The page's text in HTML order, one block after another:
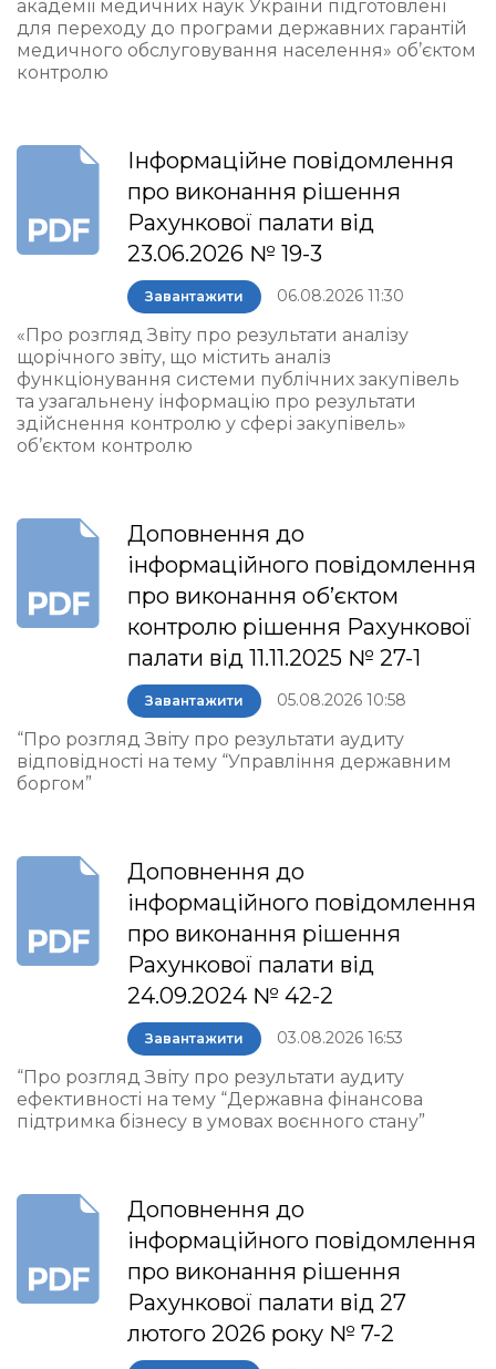
академії медичних наук України підготовлені
для переходу до програми державних гарантій
медичного обслуговування населення» об’єктом
контролю
Інформаційне повідомлення
про виконання рішення
Рахункової палати від
23.06.2026 № 19-3
Завантажити 06.08.2026 11:30
«Про розгляд Звіту про результати аналізу
щорічного звіту, що містить аналіз
функціонування системи публічних закупівель
та узагальнену інформацію про результати
здійснення контролю у сфері закупівель»
об’єктом контролю
Доповнення до
інформаційного повідомлення
про виконання об’єктом
контролю рішення Рахункової
палати від 11.11.2025 № 27-1
Завантажити 05.08.2026 10:58
“Про розгляд Звіту про результати аудиту
відповідності на тему “Управління державним
боргом”
Доповнення до
інформаційного повідомлення
про виконання рішення
Рахункової палати від
24.09.2024 № 42-2
Завантажити 03.08.2026 16:53
“Про розгляд Звіту про результати аудиту
ефективності на тему “Державна фінансова
підтримка бізнесу в умовах воєнного стану”
Доповнення до
інформаційного повідомлення
про виконання рішення
Рахункової палати від 27
лютого 2026 року № 7-2